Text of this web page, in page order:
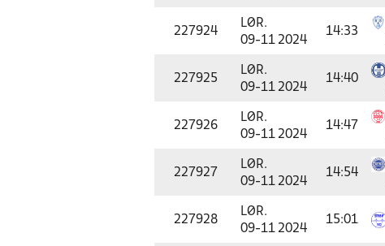
227924
LØR.
09-11 2024
14:33
227925
LØR.
09-11 2024
14:40
227926
LØR.
09-11 2024
14:47
227927
LØR.
09-11 2024
14:54
227928
LØR.
09-11 2024
15:01